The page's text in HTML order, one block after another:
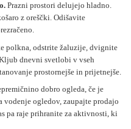
Prazni prostori delujejo hladno.
z oreščki. Odišavite
polkna, odstrite žaluzije, dvignite
dnevni svetlobi v vseh
prostornejše in prijetnejše.
dobro ogleda, če je
vodenje ogledov, zaupajte prodajo
pa raje prihranite za aktivnosti, ki